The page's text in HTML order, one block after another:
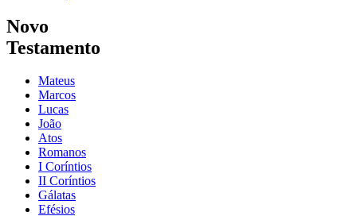
Novo
Testamento
Mateus
Marcos
Lucas
João
Atos
Romanos
I Coríntios
II Coríntios
Gálatas
Efésios